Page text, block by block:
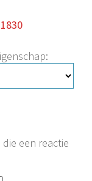
een reactie